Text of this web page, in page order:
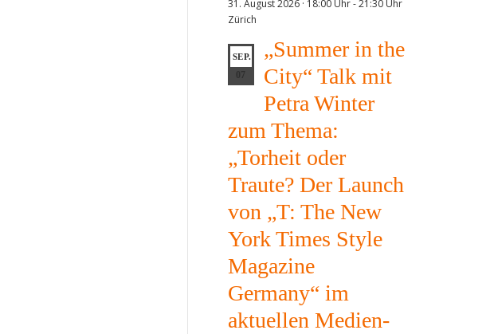
31. August 2026 · 18:00 Uhr-21:30 Uhr
Zürich
SEP.
07
„Summer in the
City“ Talk mit
Petra Winter
zum Thema:
„Torheit oder
Traute? Der Launch
von „T: The New
York Times Style
Magazine
Germany“ im
aktuellen Medien-